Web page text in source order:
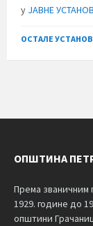
у ЈАВНЕ
ОСТАЛЕ
ОПШТИНА
Према
1929. године до
општини